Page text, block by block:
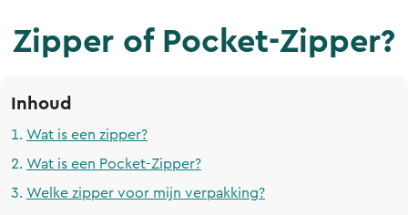
Zipper of Pocket-Zipper?
Inhoud
Wat is een zipper?
Wat is een Pocket-Zipper?
Welke zipper voor mijn verpakking?